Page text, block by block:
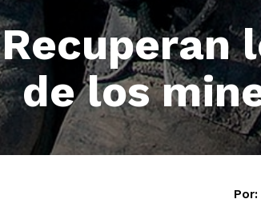
Recuperan
de los
Por: